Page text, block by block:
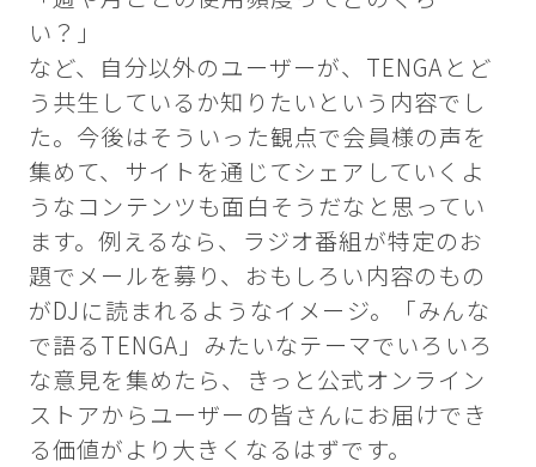
い？」
など、自分以外のユーザーが、TENGAとど
う共生しているか知りたいという内容でし
た。今後はそういった観点で会員様の声を
集めて、サイトを通じてシェアしていくよ
うなコンテンツも面白そうだなと思ってい
ます。例えるなら、ラジオ番組が特定のお
題でメールを募り、おもしろい内容のもの
がDJに読まれるようなイメージ。「みんな
で語るTENGA」みたいなテーマでいろいろ
な意見を集めたら、きっと公式オンライン
ストアからユーザーの皆さんにお届けでき
る価値がより大きくなるはずです。